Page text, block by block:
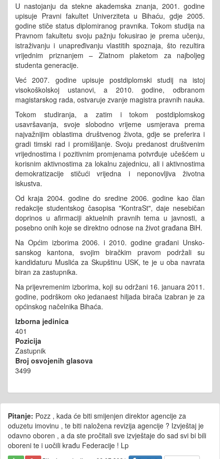
U nastojanju da stekne akademska znanja, 2001. godine
upisuje Pravni fakultet Univerziteta u Bihaću, gdje 2005.
godine stiče status diplomiranog pravnika. Tokom studija na
Pravnom fakultetu svoju pažnju fokusirao je prema učenju,
istraživanju i unapređivanju vlastitih spoznaja, što rezultira
vrijednim priznanjem – Zlatnom plaketom za najboljeg
studenta generacije.
Već 2007. godine upisuje postdiplomski studij na istoj
visokoškolskoj ustanovi, a 2010. godine, odbranom
magistarskog rada, ostvaruje zvanje magistra pravnih nauka.
Tokom studiranja, a zatim i tokom postdiplomskog
usavršavanja, svoje slobodno vrijeme usmjerava prema
najvažnijim oblastima društvenog života, gdje se preferira i
gradi timski rad i promišljanje. Svoju predanost društvenim
vrijednostima i pozitivnim promjenama potvrđuje učešćem u
korisnim aktivnostima za lokalnu zajednicu, ali i aktivnostima
demokratizacije stičući vrijedna i neponovljiva životna
iskustva.
Od kraja 2004. godine do sredine 2006. godine kao član
redakcije studentskog časopisa "KontraSt", daje nesebičan
doprinos u afirmaciji aktuelnih pravnih tema u javnosti, a
posebno onih koje se direktno odnose na život građana BiH.
Na Općim izborima 2006. i 2010. godine građani Unsko-
sanskog kantona, svojim biračkim pravom podržali su
kandidaturu Muslića za Skupštinu USK, te je u oba navrata
biran za zastupnika.
Na prijevremenim izborima, koji su održani 16. januara 2011.
godine, podrškom oko jedanaest hiljada birača izabran je za
općinskog načelnika Bihaća.
Izborna jedinica
401
Pozicija
Zastupnik
Broj osvojenih glasova
3499
Pitanje: Pozz , kada će biti smijenjen direktor agencije za
oduzetu imovinu , te biti naložena revizija agencije ? Izvještaj je
odavno oboren , a da ste pročitali sve izvještaje do sad svi bi bili
oboreni te i uočili krađu Federacije ! Lp